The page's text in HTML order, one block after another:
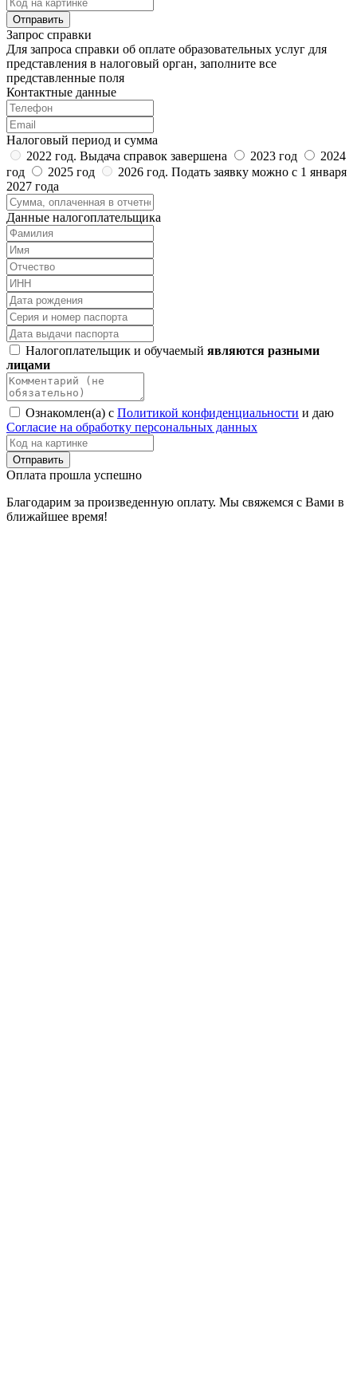
Запрос справки
Для запроса справки об оплате образовательных услуг для
представления в налоговый орган, заполните все
представленные поля
Контактные данные
Налоговый период и сумма
2022 год. Выдача справок завершена
2023 год
2024
год
2025 год
2026 год. Подать заявку можно с 1 января
2027 года
Данные налогоплательщика
Налогоплательщик и обучаемый являются разными
лицами
Ознакомлен(а) с Политикой конфиденциальности и даю
Согласие на обработку персональных данных
Оплата прошла успешно
Благодарим за произведенную оплату. Мы свяжемся с Вами в
ближайшее время!